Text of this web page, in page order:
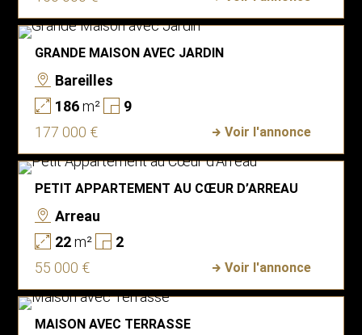
GRANDE MAISON AVEC JARDIN
Bareilles
186m²
9
177 000 €
Voir l'annonce
PETIT APPARTEMENT AU CŒUR D’ARREAU
Arreau
22m²
2
55 000 €
Voir l'annonce
MAISON AVEC TERRASSE